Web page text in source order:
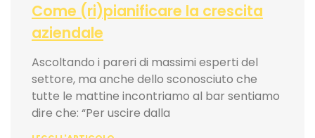
Come (ri)pianificare la crescita
aziendale
Ascoltando i pareri di massimi esperti del
settore, ma anche dello sconosciuto che
tutte le mattine incontriamo al bar sentiamo
dire che: “Per uscire dalla